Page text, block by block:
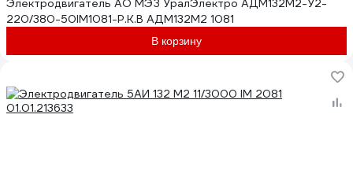
Электродвигатель АО МЭЗ УралЭлектро АДМ132М2-У2-
220/380-50IM1081-Р.К.В АДМ132М2 1081
В корзину